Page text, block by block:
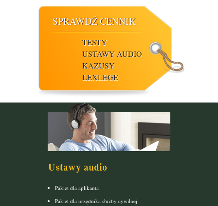
SPRAWDŹ CENNIK
TESTY
USTAWY AUDIO
KAZUSY
LEXLEGE
Ustawy audio
Pakiet dla aplikanta
Pakiet dla urzędnika służby cywilnej